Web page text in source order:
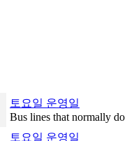
토요일 운영일
Bus lines that normally
토요일 운영일